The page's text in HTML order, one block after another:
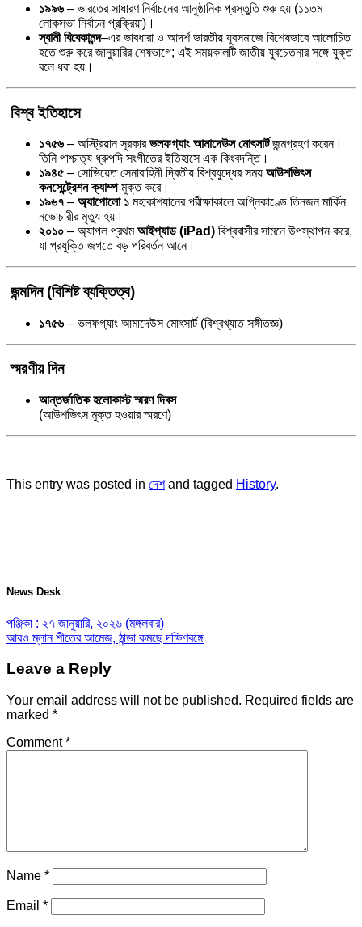
১৯৯৬ – ভারতের সাধারণ নির্বাচনের আনুষ্ঠানিক প্রস্তুতি শুরু হয় (১১তম
লোকসভা নির্বাচন প্রক্রিয়া)।
স্বামী বিবেকানন্দ–এর ভাবধারা ও আদর্শ ভারতীয় যুবসমাজে বিশেষভাবে আলোচিত
হতে শুরু করে জানুয়ারির শেষভাগে; এই সময়কালটি জাতীয় যুবচেতনার সঙ্গে যুক্ত
বলে ধরা হয়।
বিশ্ব ইতিহাসে
১৭৫৬ – অস্ট্রিয়ান সুরকারভলফগ্যাং আমাদেউস মোৎসার্টজন্মগ্রহণ করেন।
তিনি পাশ্চাত্য ধ্রুপদি সংগীতের ইতিহাসে এক কিংবদন্তি।
১৯৪৫ – সোভিয়েত সেনাবাহিনী দ্বিতীয় বিশ্বযুদ্ধের সময় আউশভিৎস
কনসেন্ট্রেশন ক্যাম্পমুক্ত করে।
১৯৬৭ – অ্যাপোলো ১ মহাকাশযানের পরীক্ষাকালে অগ্নিকাণ্ডে তিনজন মার্কিন
নভোচারীর মৃত্যু হয়।
২০১০ – অ্যাপল প্রথমআইপ্যাড (iPad) বিশ্ববাসীর সামনে উপস্থাপন করে,
যা প্রযুক্তি জগতে বড় পরিবর্তন আনে।
জন্মদিন (বিশিষ্ট ব্যক্তিত্ব)
১৭৫৬ – ভলফগ্যাং আমাদেউস মোৎসার্ট (বিশ্বখ্যাত সঙ্গীতজ্ঞ)
স্মরণীয় দিন
আন্তর্জাতিক হলোকাস্ট স্মরণ দিবস
(আউশভিৎস মুক্ত হওয়ার স্মরণে)
This entry was posted in দেশand tagged History.
News Desk
পঞ্জিকা : ২৭ জানুয়ারি, ২০২৬ (মঙ্গলবার)
আরও ম্লান শীতের আমেজ, ঠান্ডা কমছে দক্ষিণবঙ্গে
Leave a Reply
Your email address will not be published. Required fields are
marked *
Comment*
Name *
Email *